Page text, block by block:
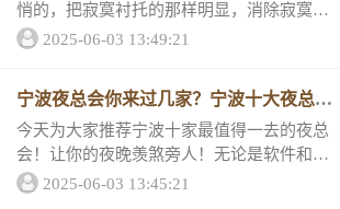
悄的，把寂寞衬托的那样明显，消除寂寞好
的方法就是面对他，找一家热闹非凡的夜总
波天鹰商...
2025-06-03 13:49:21
宁波夜总会你来过几家？宁波十大夜总会
排名让你一目了然
今天为大家推荐宁波十家最值得一去的夜总
会！让你的夜晚羡煞旁人！无论是软件和硬
件这十家夜总会都非常高端！跟小编一起来
2025-06-03 13:45:21